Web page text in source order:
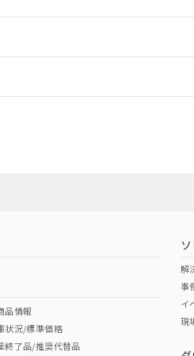
m: 40mm以上、n: 45mm以上
ダウンロード
Cr(VI)
（日
品情報
状況/標準価格
終了品/推奨代替品
解
事
イ
現